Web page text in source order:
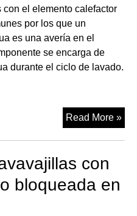
el elemento calefactor
por los que un
es una avería en el
se encarga de
durante el ciclo de lavado.
Read More »
de
con
bloqueada en